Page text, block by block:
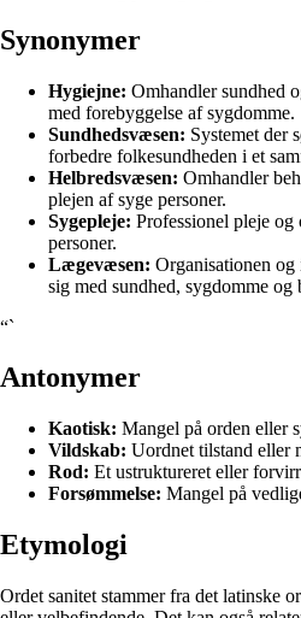
Synonymer
Hygiejne: Omhandler sundhed
med forebyggelse af sygdomme.
Sundhedsvæsen: Systemet der
forbedre folkesundheden i et
Helbredsvæsen: Omhandler
plejen af syge personer.
Sygepleje: Professionel pleje og
personer.
Lægevæsen: Organisationen
sig med sundhed, sygdomme og
“`
Antonymer
Kaotisk: Mangel på orden eller
Vildskab: Uordnet tilstand eller
Rod: Et ustruktureret eller
Forsømmelse: Mangel på
Etymologi
Ordet sanitet stammer fra det latinske